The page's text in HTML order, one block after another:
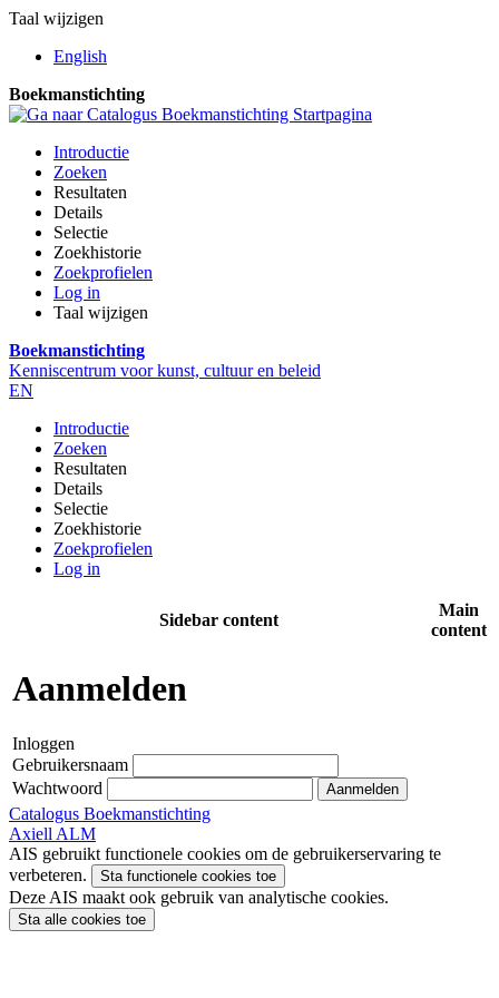
Taal wijzigen
English
Boekmanstichting
Introductie
Zoeken
Resultaten
Details
Selectie
Zoekhistorie
Zoekprofielen
Log in
Taal wijzigen
Boekmanstichting
Kenniscentrum voor kunst, cultuur en beleid
EN
Introductie
Zoeken
Resultaten
Details
Selectie
Zoekhistorie
Zoekprofielen
Log in
Sidebar content
Main
content
Aanmelden
Inloggen
Gebruikersnaam
Wachtwoord
Aanmelden
Catalogus Boekmanstichting
Axiell ALM
AIS gebruikt functionele cookies om de gebruikerservaring te
verbeteren.
Sta functionele cookies toe
Deze AIS maakt ook gebruik van analytische cookies.
Sta alle cookies toe